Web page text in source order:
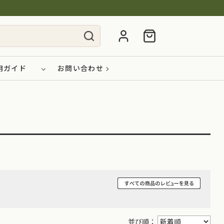
ガイド お問い合わせ
並び順：